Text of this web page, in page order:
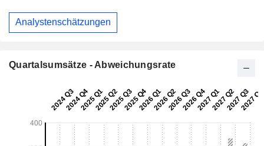
Analystenschätzungen
Quartalsumsätze - Abweichungsrate